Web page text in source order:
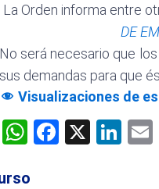
La Orden informa entre
DE
No será necesario que
sus demandas para que
Visualizaciones de
WhatsApp
Facebook
X